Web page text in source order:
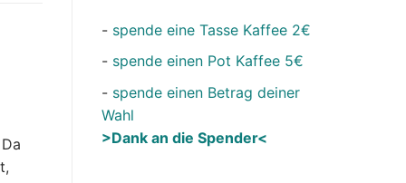
- spende eine Tasse Kaffee 2€
- spende einen Pot Kaffee 5€
- spende einen Betrag deiner
Wahl
>Dank an die Spender<